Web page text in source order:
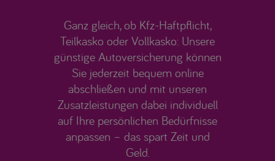
Ganz gleich, ob Kfz-Haftpflicht,
Teilkasko oder Vollkasko: Unsere
günstige Autoversicherung können
Sie jederzeit bequem online
abschließen und mit unseren
Zusatzleistungen dabei individuell
auf Ihre persönlichen Bedürfnisse
anpassen – das spart Zeit und
Geld.